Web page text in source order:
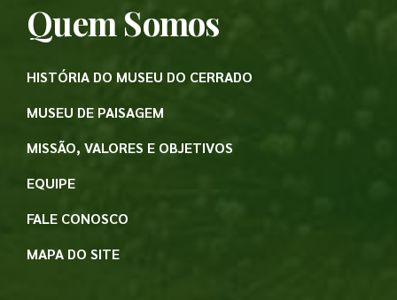
Quem Somos
HISTÓRIA DO MUSEU DO CERRADO
MUSEU DE PAISAGEM
MISSÃO, VALORES E OBJETIVOS
EQUIPE
FALE CONOSCO
MAPA DO SITE